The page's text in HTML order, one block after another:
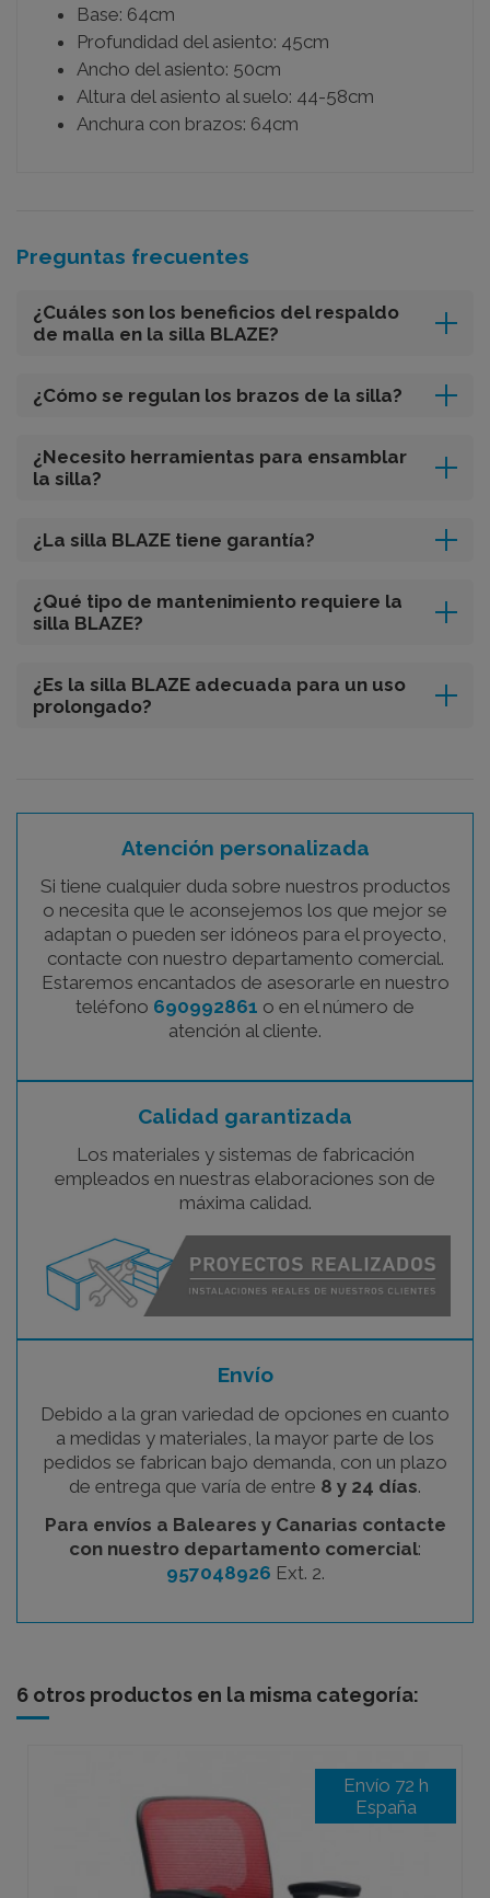
Base: 64cm
Profundidad del asiento: 45cm
Ancho del asiento: 50cm
Altura del asiento al suelo: 44-58cm
Anchura con brazos: 64cm
Preguntas frecuentes
¿Cuáles son los beneficios del respaldo
de malla en la silla BLAZE?
¿Cómo se regulan los brazos de la silla?
¿Necesito herramientas para ensamblar
la silla?
¿La silla BLAZE tiene garantía?
¿Qué tipo de mantenimiento requiere la
silla BLAZE?
¿Es la silla BLAZE adecuada para un uso
prolongado?
Atención personalizada
Si tiene cualquier duda sobre nuestros productos
o necesita que le aconsejemos los que mejor se
adaptan o pueden ser idóneos para el proyecto,
contacte con nuestro departamento comercial.
Estaremos encantados de asesorarle en nuestro
teléfono 690992861 o en el número de
atención al cliente.
Calidad garantizada
Los materiales y sistemas de fabricación
empleados en nuestras elaboraciones son de
máxima calidad.
Envío
Debido a la gran variedad de opciones en cuanto
a medidas y materiales, la mayor parte de los
pedidos se fabrican bajo demanda, con un plazo
de entrega que varía de entre 8 y 24 días.
Para envíos a Baleares y Canarias contacte
con nuestro departamento comercial:
957048926 Ext. 2.
6 otros productos en la misma categoría:
Envío 72 h
España